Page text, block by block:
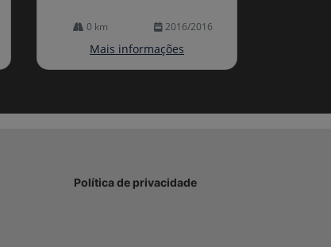
0 km 2016/2016
Mais informações
Política de privacidade